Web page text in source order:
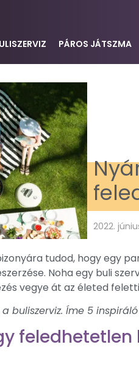
PÁROS JÁTSZMA
2022.
tudod, hogy egy
Noha egy buli
vegye át az életed
buliszerviz. Íme 5
feledhetetlen